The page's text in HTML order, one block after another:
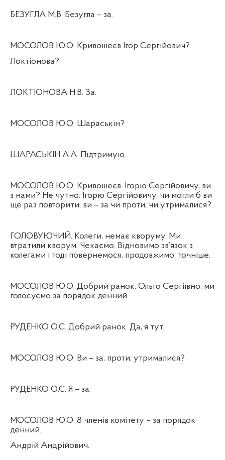
БЕЗУГЛА М.В. Безугла – за.
МОСОЛОВ Ю.О. Кривошеєв Ігор Сергійович?
Локтіонова?
ЛОКТІОНОВА Н.В. За.
МОСОЛОВ Ю.О. Шараськін?
ШАРАСЬКІН А.А. Підтримую.
МОСОЛОВ Ю.О. Кривошеєв. Ігорю Сергійовичу, ви
з нами? Не чутно. Ігорю Сергійовичу, чи могли б ви
ще раз повторити, ви – за чи проти, чи утрималися?
ГОЛОВУЮЧИЙ. Колеги, немає кворуму. Ми
втратили кворум. Чекаємо. Відновимо зв’язок з
колегами і тоді повернемося, продовжимо, точніше.
МОСОЛОВ Ю.О. Добрий ранок, Ольго Сергіївно, ми
голосуємо за порядок денний.
РУДЕНКО О.С. Добрий ранок. Да, я тут.
МОСОЛОВ Ю.О. Ви – за, проти, утрималися?
РУДЕНКО О.С. Я – за.
МОСОЛОВ Ю.О. 8 членів комітету – за порядок
денний.
Андрій Андрійович.